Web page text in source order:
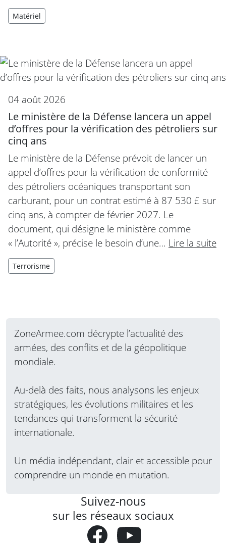
Matériel
04 août 2026
Le ministère de la Défense lancera un appel
d’offres pour la vérification des pétroliers sur
cinq ans
Le ministère de la Défense prévoit de lancer un
appel d’offres pour la vérification de conformité
des pétroliers océaniques transportant son
carburant, pour un contrat estimé à 87 530 £ sur
cinq ans, à compter de février 2027. Le
document, qui désigne le ministère comme
« l’Autorité », précise le besoin d’une… Lire la suite
Terrorisme
ZoneArmee.com décrypte l’actualité des
armées, des conflits et de la géopolitique
mondiale.
Au-delà des faits, nous analysons les enjeux
stratégiques, les évolutions militaires et les
tendances qui transforment la sécurité
internationale.
Un média indépendant, clair et accessible pour
comprendre un monde en mutation.
Suivez-nous
sur les réseaux sociaux